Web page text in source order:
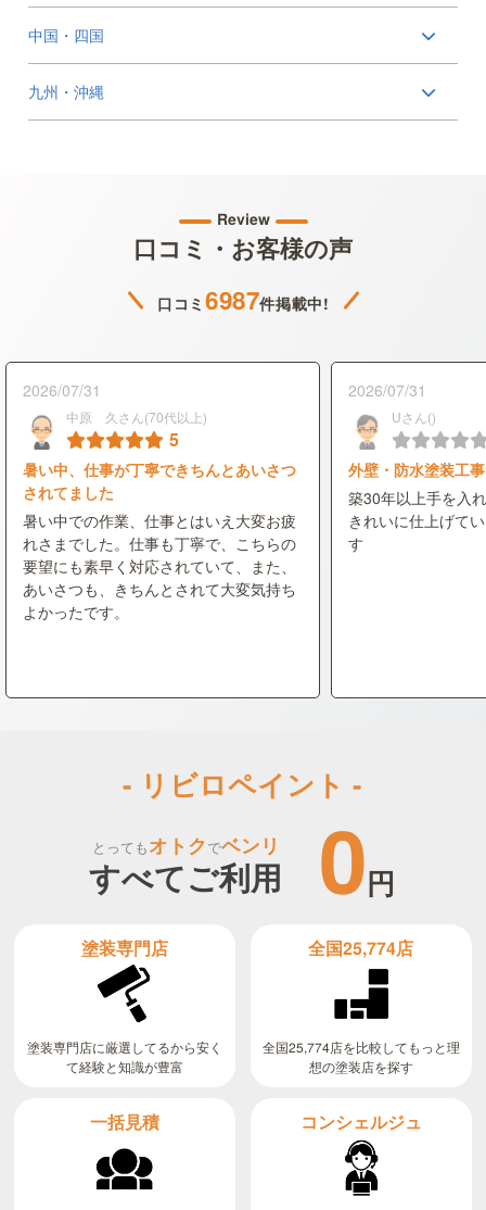
中国・四国
九州・沖縄
Review
口コミ・お客様の声
口コミ6987件掲載中!
2026/07/31
中原 久さん(70代以上)
5
暑い中、仕事が丁寧できちんとあいさつ
されてました
暑い中での作業、仕事とはいえ大変お疲
れさまでした。仕事も丁寧で、こちらの
要望にも素早く対応されていて、また、
あいさつも、きちんとされて大変気持ち
よかったです。
2026/07/31
Uさん()
外壁・防水塗装工事
築30年以上手を入
きれいに仕上げて
す
- リビロペイント -
とってもオトクでベンリ
すべてご利用 0円
塗装専門店
塗装専門店に厳選してるから安く
て経験と知識が豊富
全国25,774店
全国25,774店を比較してもっと理
想の塗装店を探す
一括見積 コンシェルジュ